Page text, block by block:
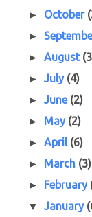
► October
►
►August
►July (4)
►June (2)
► May (2)
►April (6)
► March (3)
► February
▼January